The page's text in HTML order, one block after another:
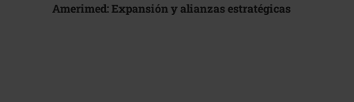
Amerimed: Expansión y alianzas estratégicas